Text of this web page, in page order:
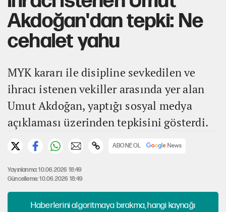
Akdoğan'dan tepki: Ne
cehalet yahu
MYK kararı ile disipline sevkedilen ve
ihracı istenen vekiller arasında yer alan
Umut Akdoğan, yaptığı sosyal medya
açıklaması üzerinden tepkisini gösterdi.
ABONE OL
Yayınlanma: 10.06.2026 18:49
Güncelleme: 10.06.2026 18:49
Haberlerini algoritmaya bırakma, hangi kaynağı